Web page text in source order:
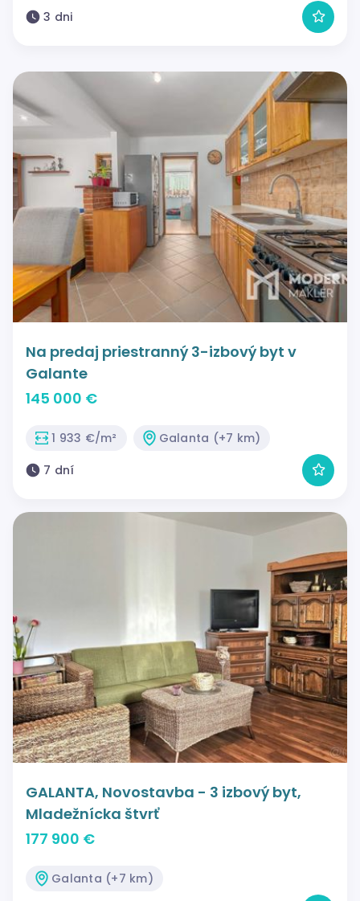
3 dni
Na predaj priestranný 3-izbový byt v
Galante
145 000 €
1 933 €/m²
Galanta (+7 km)
7 dní
GALANTA, Novostavba - 3 izbový byt,
Mladežnícka štvrť
177 900 €
Galanta (+7 km)